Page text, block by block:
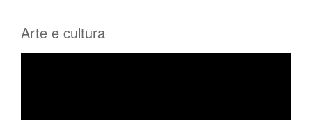
Arte e cultura